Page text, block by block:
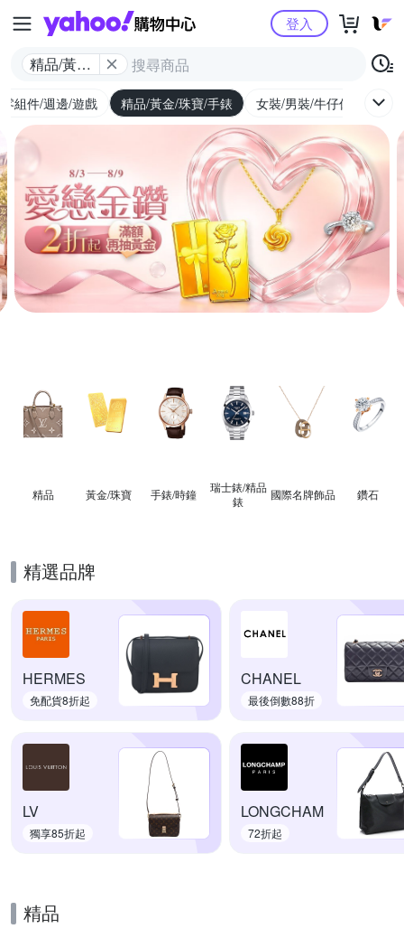
Yahoo購物中心
精品/黃金/
登入
組件/週邊/遊戲 精品/黃金/珠寶/手錶 女裝/男裝/牛仔休閒
精品 黃金/珠寶 手錶/時鐘
瑞士錶/精品
錶
國際名牌飾品 鑽石
精選品牌
HERMES
免配貨8折起
CHANEL
最後倒數88折
LV
獨享85折起
LONGCHAM
72折起
精品